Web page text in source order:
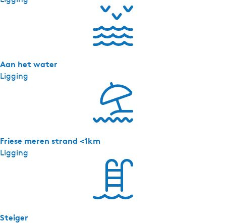
Ligging
Aan het water
Ligging
Friese meren strand <1km
Steiger